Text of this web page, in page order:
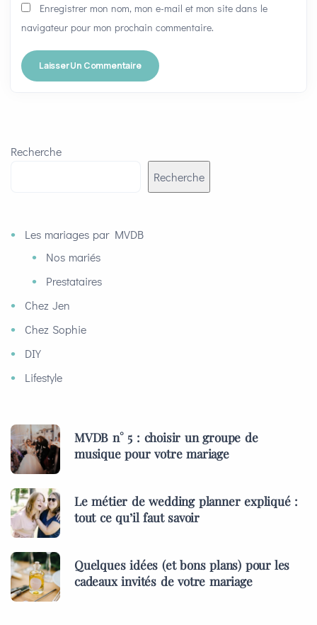
Enregistrer mon nom, mon e-mail et mon site dans le
navigateur pour mon prochain commentaire.
Recherche
Recherche
Les mariages par MVDB
Nos mariés
Prestataires
Chez Jen
Chez Sophie
DIY
Lifestyle
MVDB n° 5 : choisir un groupe de
musique pour votre mariage
Le métier de wedding planner expliqué :
tout ce qu’il faut savoir
Quelques idées (et bons plans) pour les
cadeaux invités de votre mariage